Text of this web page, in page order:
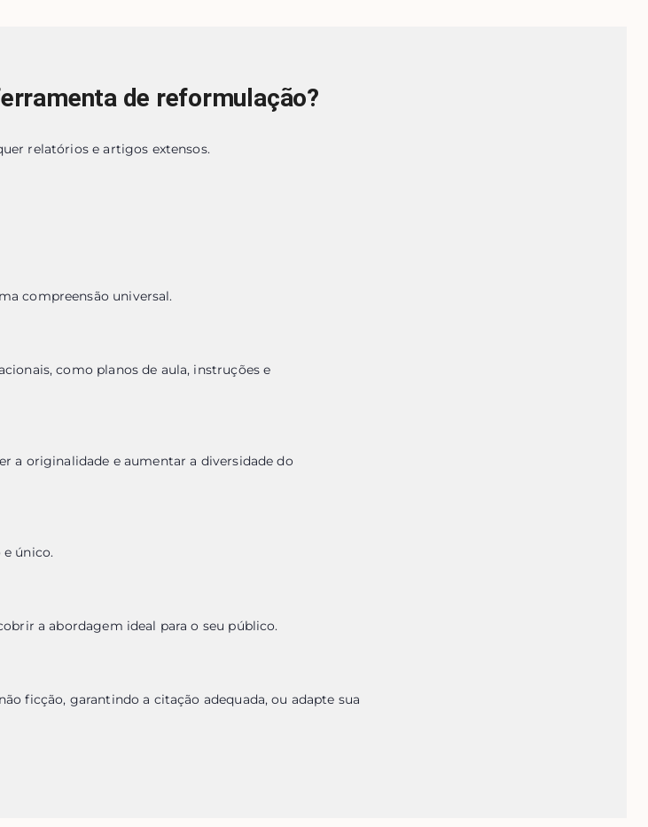
de reformulação?
relatórios e artigos extensos.
compreensão universal.
como planos de aula, instruções e
a originalidade e aumentar a diversidade do
único.
a abordagem ideal para o seu público.
ficção, garantindo a citação adequada, ou adapte sua